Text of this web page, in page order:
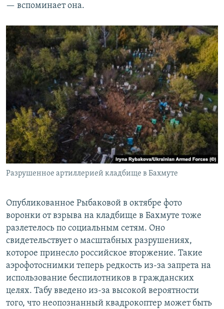
— вспоминает она.
Разрушенное артиллерией кладбище в Бахмуте
Опубликованное Рыбаковой в октябре фото
воронки от взрыва на кладбище в Бахмуте тоже
разлетелось по социальным сетям. Оно
свидетельствует о масштабных разрушениях,
которое принесло российское вторжение. Такие
аэрофотоснимки теперь редкость из-за запрета на
использование беспилотников в гражданских
целях. Табу введено из-за высокой вероятности
того, что неопознанный квадрокоптер может быть